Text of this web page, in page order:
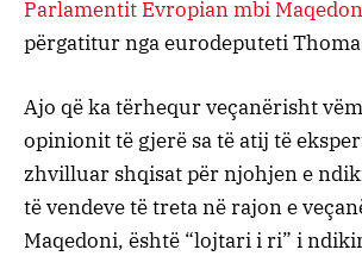
Parlamentit Evropian mbi
përgatitur nga eurodeputeti
Ajo që ka tërhequr veçanërisht
opinionit të gjerë sa të atij të
zhvilluar shqisat për njohjen e
të vendeve të treta në rajon e
Maqedoni, është “lojtari i ri” i